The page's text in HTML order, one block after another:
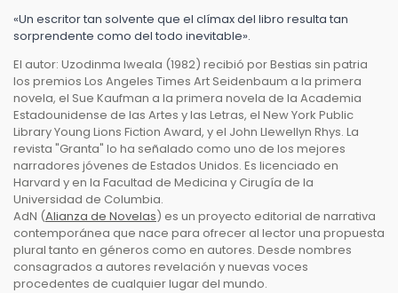
«Un escritor tan solvente que el clímax del libro resulta tan
sorprendente como del todo inevitable».
El autor: Uzodinma Iweala (1982) recibió por Bestias sin patria
los premios Los Angeles Times Art Seidenbaum a la primera
novela, el Sue Kaufman a la primera novela de la Academia
Estadounidense de las Artes y las Letras, el New York Public
Library Young Lions Fiction Award, y el John Llewellyn Rhys. La
revista "Granta" lo ha señalado como uno de los mejores
narradores jóvenes de Estados Unidos. Es licenciado en
Harvard y en la Facultad de Medicina y Cirugía de la
Universidad de Columbia.
AdN (Alianza de Novelas) es un proyecto editorial de narrativa
contemporánea que nace para ofrecer al lector una propuesta
plural tanto en géneros como en autores. Desde nombres
consagrados a autores revelación y nuevas voces
procedentes de cualquier lugar del mundo.